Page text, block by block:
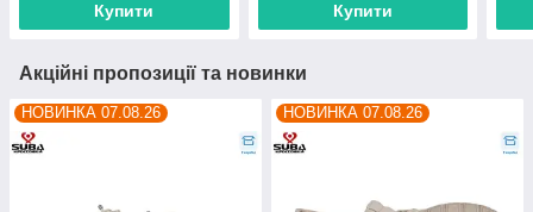
Купити Купити
Акційні пропозиції та новинки
НОВИНКА 07.08.26 НОВИНКА 07.08.26